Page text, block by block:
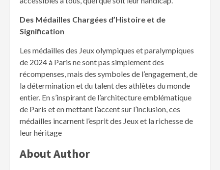
Des Médailles Chargées d’Histoire et de
Signification
Les médailles des Jeux olympiques et paralympiques
de 2024 à Paris ne sont pas simplement des
récompenses, mais des symboles de l’engagement, de
la détermination et du talent des athlètes du monde
entier. En s’inspirant de l’architecture emblématique
de Paris et en mettant l’accent sur l’inclusion, ces
médailles incarnent l’esprit des Jeux et la richesse de
leur héritage
About Author